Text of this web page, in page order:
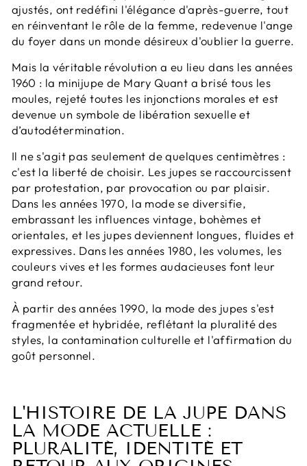
ajustés, ont redéfini l'élégance d'après-guerre, tout
en réinventant le rôle de la femme, redevenue l'ange
du foyer dans un monde désireux d'oublier la guerre.
Mais la véritable révolution a eu lieu dans les années
1960 : la minijupe de Mary Quant a brisé tous les
moules, rejeté toutes les injonctions morales et est
devenue un symbole de libération sexuelle et
d’autodétermination.
Il ne s'agit pas seulement de quelques centimètres :
c'est la liberté de choisir. Les jupes se raccourcissent
par protestation, par provocation ou par plaisir.
Dans les années 1970, la mode se diversifie,
embrassant les influences vintage, bohèmes et
orientales, et les jupes deviennent longues, fluides et
expressives. Dans les années 1980, les volumes, les
couleurs vives et les formes audacieuses font leur
grand retour.
À partir des années 1990, la mode des jupes s'est
fragmentée et hybridée, reflétant la pluralité des
styles, la contamination culturelle et l'affirmation du
goût personnel.
L'HISTOIRE DE LA JUPE DANS
LA MODE ACTUELLE :
PLURALITÉ, IDENTITÉ ET